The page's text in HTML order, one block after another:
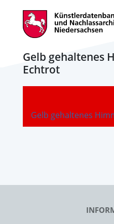
Gelb gehaltenes
Echtrot
Gelb gehaltenes